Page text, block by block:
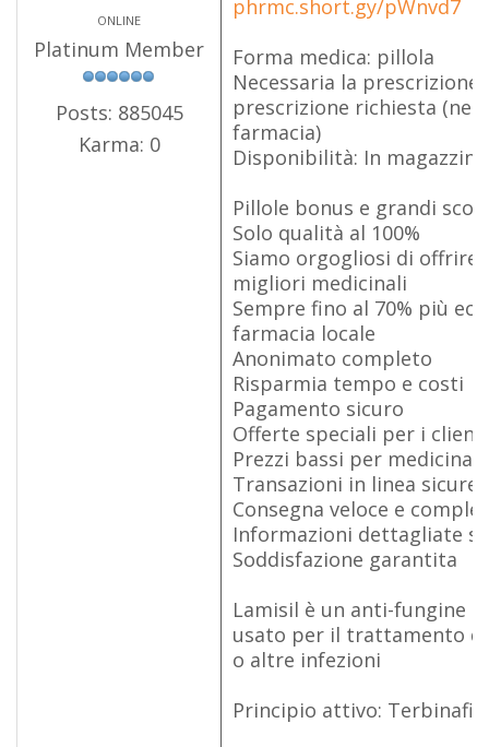
ONLINE
Platinum Member
Posts: 885045
Karma: 0
phrmc.short.gy/pWnvd7
Forma medica: pillola
Necessaria la prescrizione:
prescrizione richiesta
farmacia)
Disponibilità: In
Pillole bonus e grandi
Solo qualità al 100%
Siamo orgogliosi di offrire
migliori medicinali
Sempre fino al 70% più
farmacia locale
Anonimato completo
Risparmia tempo e costi
Pagamento sicuro
Offerte speciali per i
Prezzi bassi per
Transazioni in linea sicure
Consegna veloce e
Informazioni dettagliate
Soddisfazione garantita
Lamisil è un anti-fungine
usato per il trattamento
o altre infezioni
Principio attivo: